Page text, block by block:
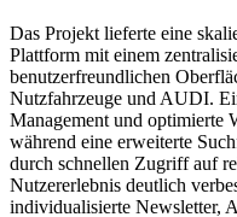
Das Projekt lieferte eine
Plattform mit einem
benutzerfreundlichen
Nutzfahrzeuge und AUDI.
Management und optimierte
während eine erweiterte
durch schnellen Zugriff auf
Nutzererlebnis deutlich
individualisierte Newsletter,